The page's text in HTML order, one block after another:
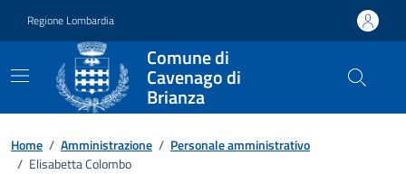
Regione Lombardia
Comune di
Cavenago di
Brianza
Home / Amministrazione / Personale amministrativo
/ Elisabetta Colombo